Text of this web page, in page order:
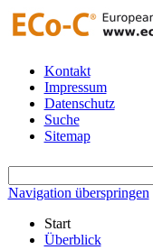
Kontakt
Impressum
Datenschutz
Suche
Sitemap
Navigation überspringen
Start
Überblick